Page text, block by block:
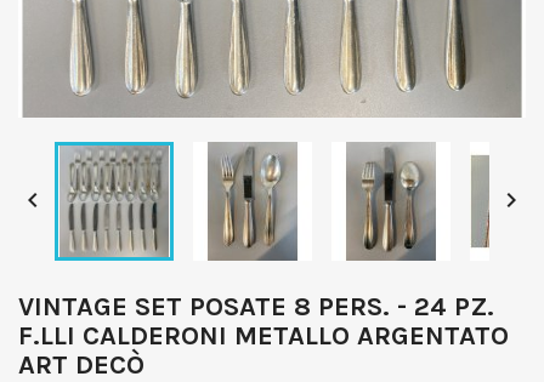
 
VINTAGE SET POSATE 8 PERS. - 24 PZ.
F.LLI CALDERONI METALLO ARGENTATO
ART DECÒ